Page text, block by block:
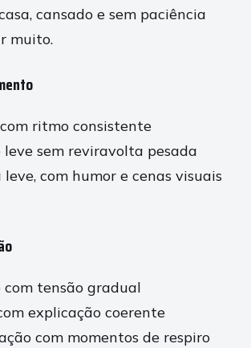
cansado e sem paciência
muito.
ritmo consistente
leve sem reviravolta pesada
com humor e cenas visuais
com tensão gradual
explicação coerente
com momentos de respiro